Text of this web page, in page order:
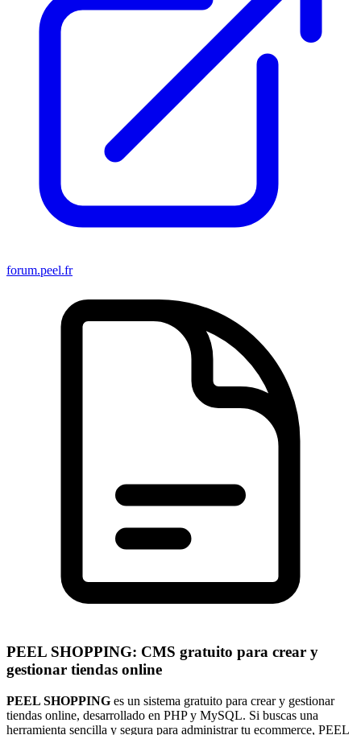
forum.peel.fr
PEEL SHOPPING: CMS gratuito para crear y
gestionar tiendas online
PEEL SHOPPING es un sistema gratuito para crear y gestionar
tiendas online, desarrollado en PHP y MySQL. Si buscas una
herramienta sencilla y segura para administrar tu ecommerce, PEEL